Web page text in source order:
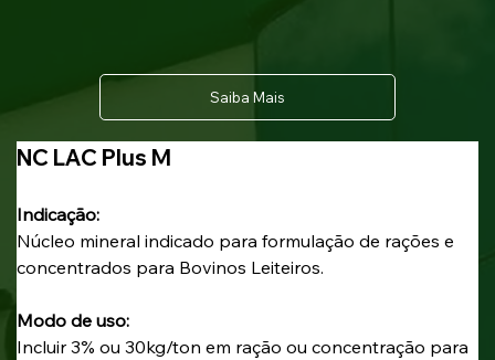
NC LAC Plus M
Indicação:
Núcleo mineral indicado para formulação de rações e
concentrados para Bovinos Leiteiros.
Modo de uso:
Incluir 3% ou 30kg/ton em ração ou concentração para
Saiba Mais